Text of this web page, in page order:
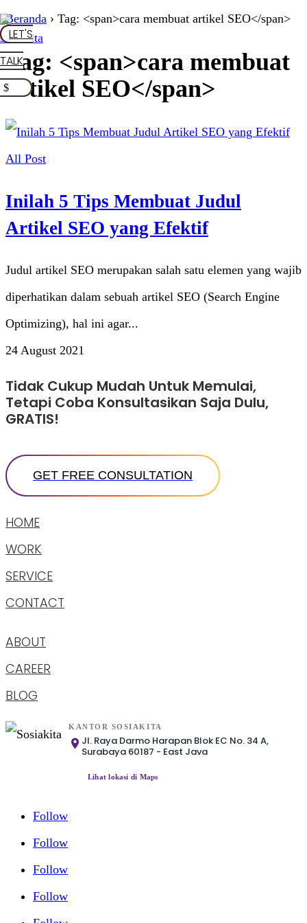
LET'S
TALK
Beranda › Tag: <span>cara membuat artikel SEO</span>
Tag: <span>cara membuat
artikel SEO</span>
All Post
Inilah 5 Tips Membuat Judul
Artikel SEO yang Efektif
Judul artikel SEO merupakan salah satu elemen yang wajib
diperhatikan dalam sebuah artikel SEO (Search Engine
Optimizing), hal ini agar...
24 August 2021
Tidak Cukup Mudah Untuk Memulai,
Tetapi Coba Konsultasikan Saja Dulu,
GRATIS!
HOME
WORK
SERVICE
CONTACT
ABOUT
CAREER
BLOG
KANTOR SOSIAKITA
Jl. Raya Darmo Harapan Blok EC No. 34 A,
Surabaya 60187 - East Java
Lihat lokasi di Maps
Follow
Follow
Follow
Follow